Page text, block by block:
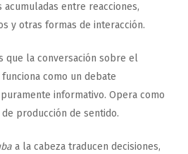
acumuladas entre reacciones,
y otras formas de interacción.
que la conversación sobre el
como un debate
informativo. Opera como
producción de sentido.
a la cabeza traducen decisiones,